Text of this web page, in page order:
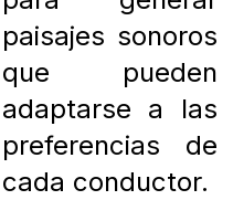
paisajes sonoros
que pueden
adaptarse a las
preferencias de
cada conductor.